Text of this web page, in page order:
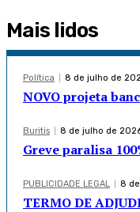
Mais lidos
Política 8 de julho de
NOVO projeta
Buritis 8 de julho de
Greve paralisa
PUBLICIDADE LEGAL 8
TERMO DE